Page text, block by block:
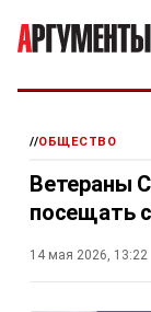
//ОБЩЕСТВО
Ветераны
посещать
14 мая 2026, 13:22